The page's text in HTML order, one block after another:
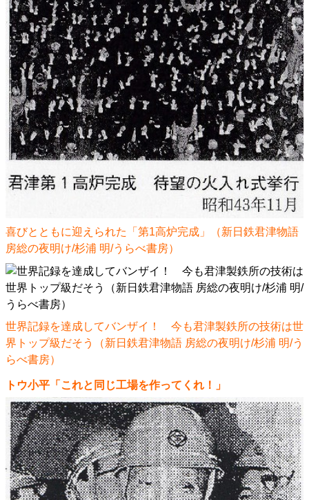
喜びとともに迎えられた「第1高炉完成」（新日鉄君津物語
房総の夜明け/杉浦 明/うらべ書房）
世界記録を達成してバンザイ！ 今も君津製鉄所の技術は世
界トップ級だそう（新日鉄君津物語 房総の夜明け/杉浦 明/う
らべ書房）
トウ小平「これと同じ工場を作ってくれ！」